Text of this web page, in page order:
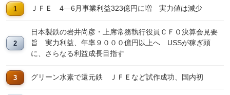
ＪＦＥ 4―6月事業利益323億円に増 実力値は減少
日本製鉄の岩井尚彦・上席常務執行役員ＣＦＯ決算会見要
旨 実力利益、年率９０００億円以上へ USSが稼ぎ頭
に、さらなる利益成長目指す
グリーン水素で還元鉄 ＪＦＥなど試作成功、国内初